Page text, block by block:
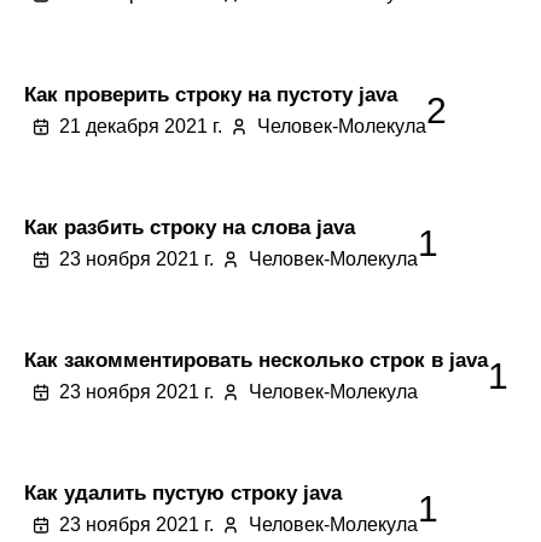
Как проверить строку на пустоту java
21 декабря 2021 г. Человек-Молекула2
Как разбить строку на слова java
23 ноября 2021 г. Человек-Молекула1
Как закомментировать несколько строк в java
23 ноября 2021 г. Человек-Молекула 1
Как удалить пустую строку java
23 ноября 2021 г. Человек-Молекула1